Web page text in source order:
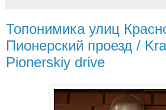
Топонимика улиц
Пионерский проезд /
Pionerskiy drive